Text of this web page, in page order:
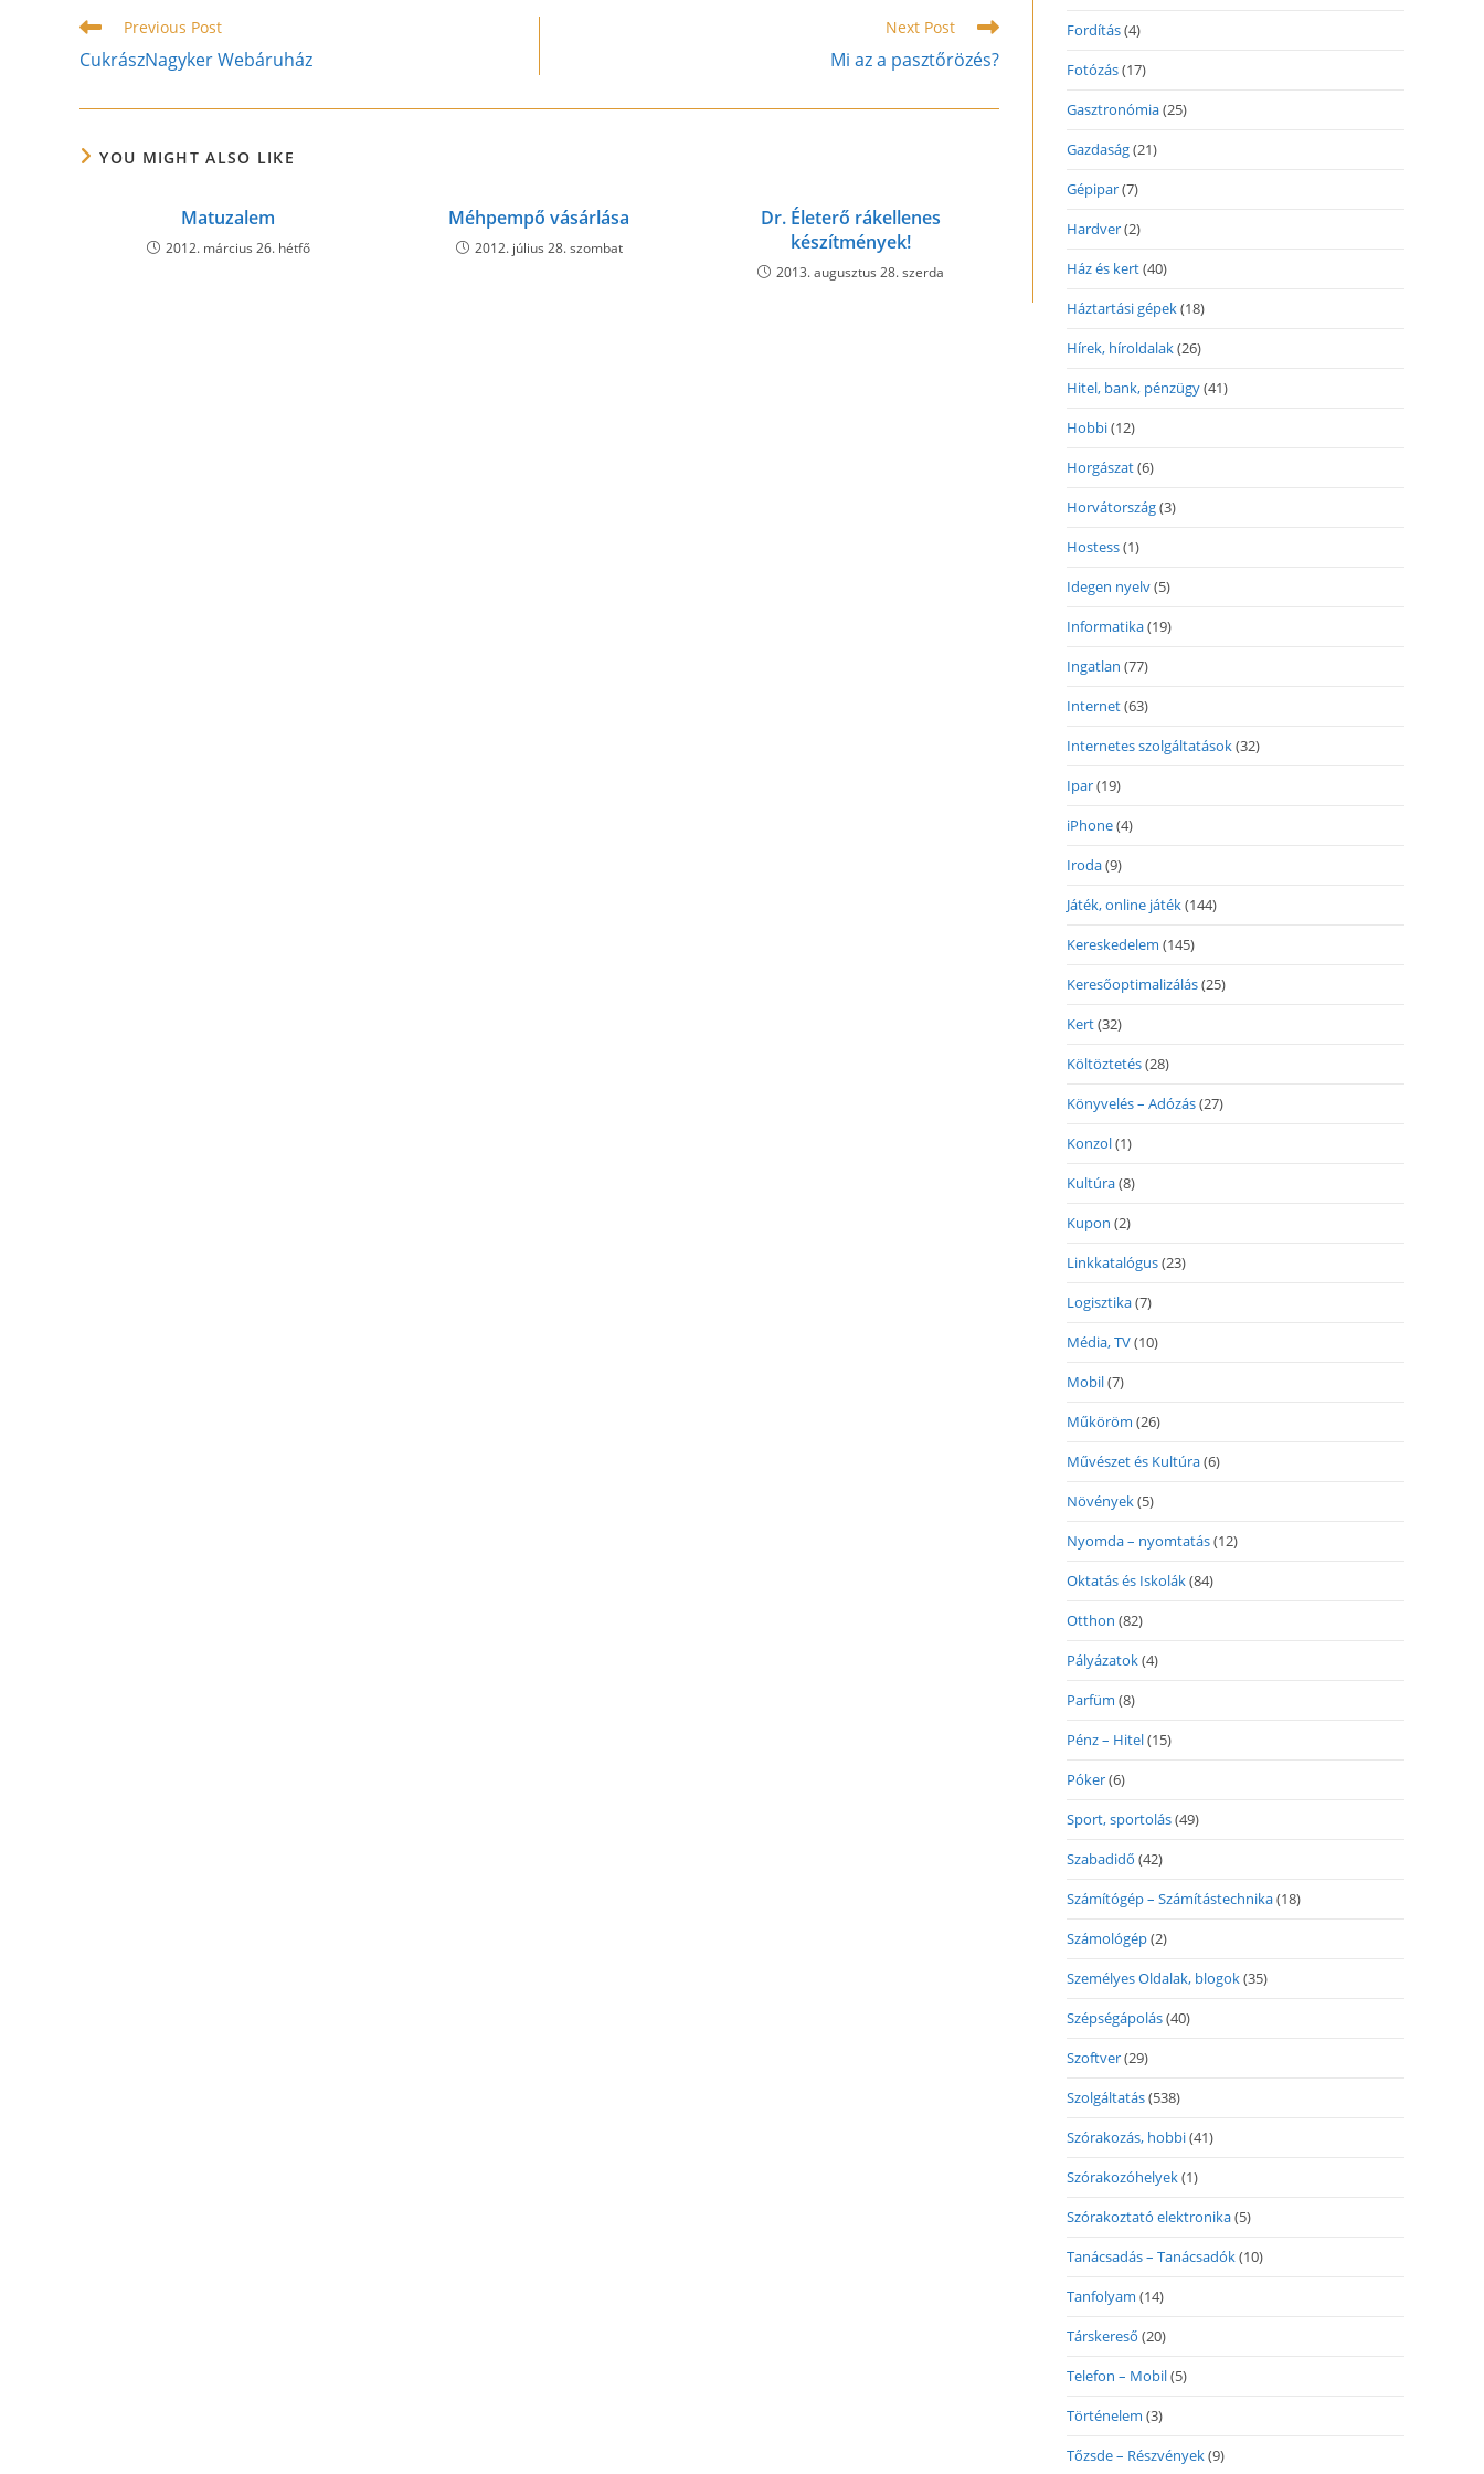
Read
more
articles
Previous Post
CukrászNagyker Webáruház
Next Post
Mi az a pasztőrözés?
YOU MIGHT ALSO LIKE
Matuzalem
2012. március 26. hétfő
Méhpempő vásárlása
2012. július 28. szombat
Dr. Életerő rákellenes
készítmények!
2013. augusztus 28. szerda
Fordítás(4)
Fotózás(17)
Gasztronómia(25)
Gazdaság(21)
Gépipar(7)
Hardver(2)
Ház és kert(40)
Háztartási gépek(18)
Hírek, híroldalak(26)
Hitel, bank, pénzügy(41)
Hobbi(12)
Horgászat(6)
Horvátország(3)
Hostess(1)
Idegen nyelv(5)
Informatika(19)
Ingatlan (77)
Internet(63)
Internetes szolgáltatások(32)
Ipar(19)
iPhone(4)
Iroda(9)
Játék, online játék(144)
Kereskedelem (145)
Keresőoptimalizálás(25)
Kert(32)
Költöztetés(28)
Könyvelés – Adózás(27)
Konzol(1)
Kultúra(8)
Kupon (2)
Linkkatalógus(23)
Logisztika(7)
Média, TV(10)
Mobil(7)
Műköröm (26)
Művészet és Kultúra(6)
Növények(5)
Nyomda – nyomtatás(12)
Oktatás és Iskolák(84)
Otthon (82)
Pályázatok(4)
Parfüm (8)
Pénz – Hitel(15)
Póker(6)
Sport, sportolás(49)
Szabadidő (42)
Számítógép – Számítástechnika(18)
Számológép(2)
Személyes Oldalak, blogok(35)
Szépségápolás(40)
Szoftver(29)
Szolgáltatás(538)
Szórakozás, hobbi(41)
Szórakozóhelyek(1)
Szórakoztató elektronika(5)
Tanácsadás – Tanácsadók(10)
Tanfolyam (14)
Társkereső (20)
Telefon – Mobil(5)
Történelem (3)
Tőzsde – Részvények(9)